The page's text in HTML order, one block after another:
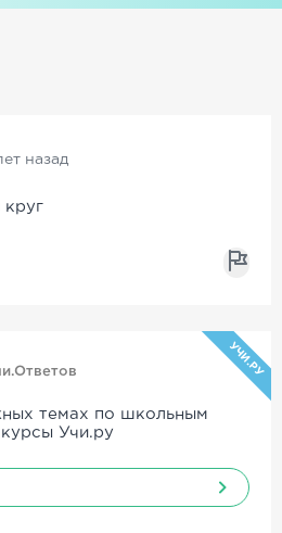
назад
УЧИ.РУ
темах по школьным
Учи.ру